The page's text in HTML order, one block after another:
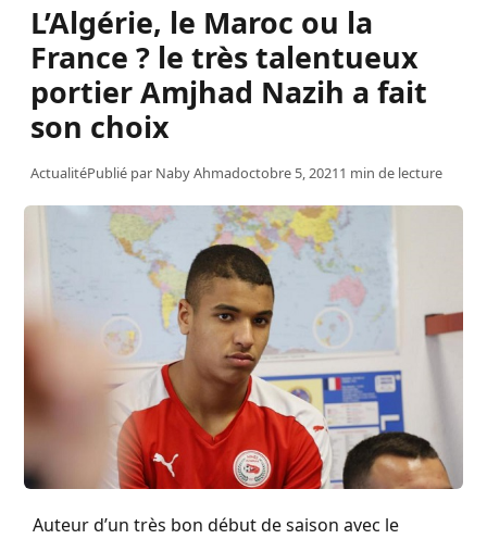
L’Algérie, le Maroc ou la
France ? le très talentueux
portier Amjhad Nazih a fait
son choix
ActualitéPublié par Naby Ahmadoctobre 5, 20211 min de lecture
Auteur d’un très bon début de saison avec le